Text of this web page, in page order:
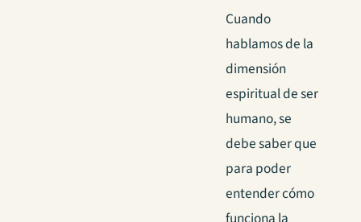
Cuando
hablamos de la
dimensión
espiritual de ser
humano, se
debe saber que
para poder
entender cómo